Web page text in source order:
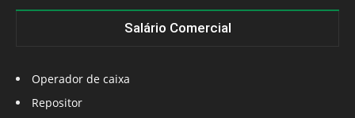
Salário Comercial
Operador de caixa
Repositor